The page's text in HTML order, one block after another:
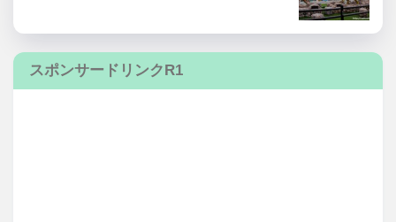
スポンサードリンクR1